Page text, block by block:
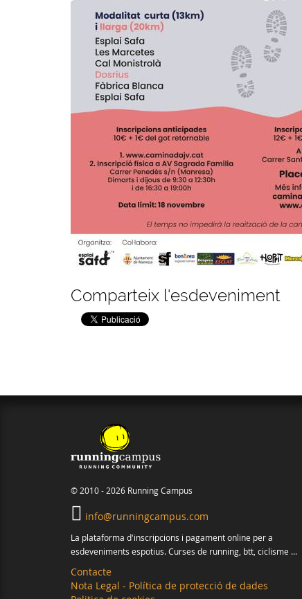
Comparteix l'esdeveniment
© 2010 - 2026 Running Campus
info@runningcampus.com
La plataforma d'inscripcions i pagament online per a
esdeveniments espotius. Curses de running, btt, ciclisme ...
Contacte
Nota Legal - Política de protecció de dades